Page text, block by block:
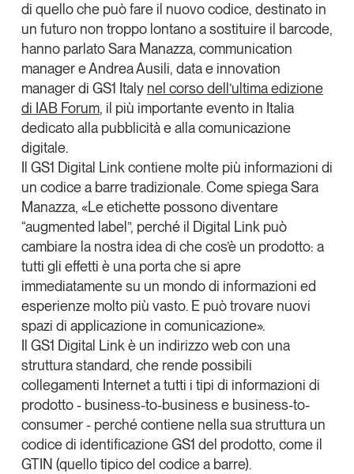
Un anno di
Tendenze2026
Leggi il magazine
Tendenze è il magazine di GS1 Italy che racconta in
modo indipendente il cambiamento e le sfide del largo
consumo e dell’economia a professionisti e
consumatori
GS1 Italy GS1 Italy GS1 Italy
Tendenze
GS1 Italy
di quello che può fare il nuovo codice, destinato in
un futuro non troppo lontano a sostituire il barcode,
hanno parlatoSara Manazza, communication
manager eAndrea Ausili, data e innovation
manager di GS1 Italy nel corso dell’ultima edizione
di IAB Forum, il più importante evento in Italia
dedicato alla pubblicità e alla comunicazione
digitale.
Il GS1 Digital Linkcontiene molte più informazioni di
un codice a barre tradizionale. Come spiega Sara
Manazza, «Le etichette possono diventare
“augmented label”, perché il Digital Link può
cambiare la nostra idea di che cos’è un prodotto: a
tutti gli effetti è una porta che si apre
immediatamente su un mondo di informazioni ed
esperienze molto più vasto. E può trovare nuovi
spazi di applicazione in comunicazione».
Il GS1 Digital Link è un indirizzo web con una
struttura standard, che rende possibili
collegamenti Internet a tutti i tipi di informazioni di
prodotto - business-to-business e business-to-
consumer - perché contiene nella sua struttura un
codice di identificazione GS1 del prodotto, come il
GTIN (quello tipico del codice a barre).